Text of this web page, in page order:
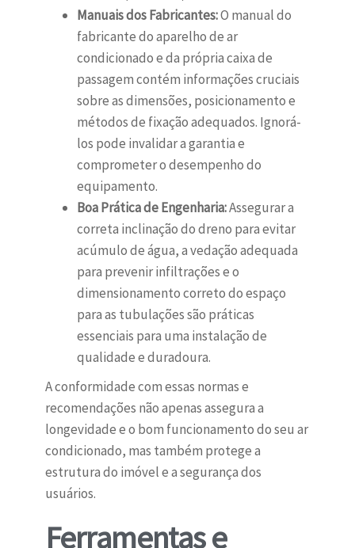
Manuais dos Fabricantes:O manual do
fabricante do aparelho de ar
condicionado e da própria caixa de
passagem contém informações cruciais
sobre as dimensões, posicionamento e
métodos de fixação adequados. Ignorá-
los pode invalidar a garantia e
comprometer o desempenho do
equipamento.
Boa Prática de Engenharia:Assegurar a
correta inclinação do dreno para evitar
acúmulo de água, a vedação adequada
para prevenir infiltrações e o
dimensionamento correto do espaço
para as tubulações são práticas
essenciais para uma instalação de
qualidade e duradoura.
A conformidade com essas normas e
recomendações não apenas assegura a
longevidade e o bom funcionamento do seu ar
condicionado, mas também protege a
estrutura do imóvel e a segurança dos
usuários.
Ferramentas e